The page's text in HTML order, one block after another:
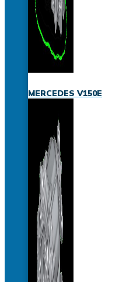
MERCEDES V150E